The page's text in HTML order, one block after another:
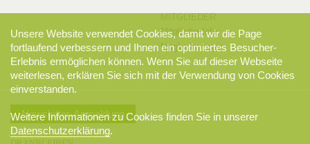
Mitglieder-Info
Mitglieder-Login
Newsletter-Anmeldung
Unsere Website verwendet Cookies, damit wir die Page
fortlaufend verbessern und Ihnen ein optimiertes Besucher-
Erlebnis ermöglichen können. Wenn Sie auf dieser Webseite
weiterlesen, erklären Sie sich mit der Verwendung von Cookies
einverstanden.
Weitere Informationen zu Cookies finden Sie in unserer
Datenschutzerklärung.